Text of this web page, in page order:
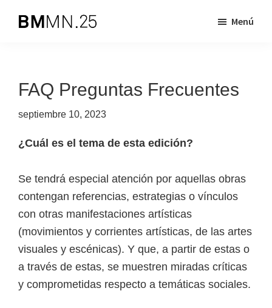
Navarro
iniciativa
dirigida
apoyar
creación
artística
contemporánea
Menú
FAQ Preguntas Frecuentes
septiembre 10, 2023
¿Cuál es el tema de esta edición?
Se tendrá especial atención por aquellas obras
contengan referencias, estrategias o vínculos
con otras manifestaciones artísticas
(movimientos y corrientes artísticas, de las artes
visuales y escénicas). Y que, a partir de estas o
a través de estas, se muestren miradas críticas
y comprometidas respecto a temáticas sociales.